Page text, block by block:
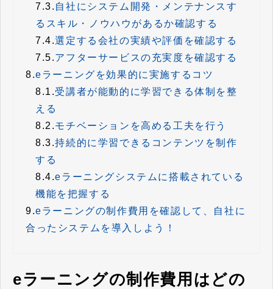
7.3. 自社にシステム開発・メンテナンスす
るスキル・ノウハウがあるか確認する
7.4.選定する会社の実績や評価を確認する
7.5.アフターサービスの充実度を確認する
8.eラーニングを効果的に実施するコツ
8.1.受講者が能動的に学習できる体制を整
える
8.2.モチベーションを高める工夫を行う
8.3.持続的に学習できるコンテンツを制作
する
8.4.eラーニングシステムに搭載されている
機能を把握する
9.eラーニングの制作費用を確認して、自社に
合ったシステムを導入しよう！
eラーニングの制作費用はどの